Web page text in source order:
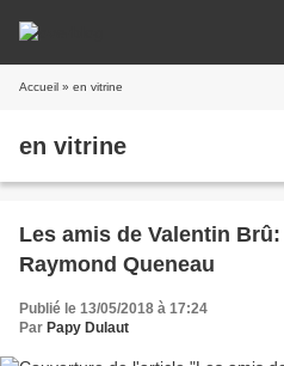
Accueil » en vitrine
en vitrine
Les amis de Valentin
Raymond Queneau
Publié le 13/05/2018 à 17:24
Par Papy Dulaut